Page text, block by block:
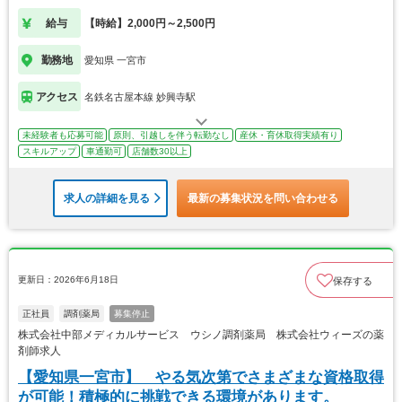
給与 【時給】2,000円～2,500円
勤務地 愛知県 一宮市
アクセス 名鉄名古屋本線 妙興寺駅
未経験者も応募可能 原則、引越しを伴う転勤なし
産休・育休取得実績有り
スキルアップ
車通勤可 店舗数30以上
求人の詳細を見る 最新の募集状況を問い合わせる
更新日：2026年6月18日 保存する
正社員 調剤薬局 募集停止
株式会社中部メディカルサービス ウシノ調剤薬局 株式会社ウィーズの薬
剤師求人
【愛知県一宮市】 やる気次第でさまざまな資格取得
が可能！積極的に挑戦できる環境があります。